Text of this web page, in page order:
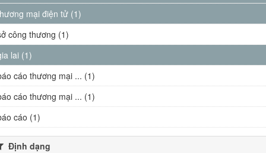
mại điện tử (1)
công thương (1)
lai (1)
cáo thương mại ... (1)
cáo thương mại ... (1)
cáo (1)
Định dạng